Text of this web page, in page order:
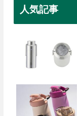
人気記事